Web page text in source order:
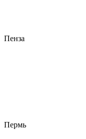
Пенза
Пермь